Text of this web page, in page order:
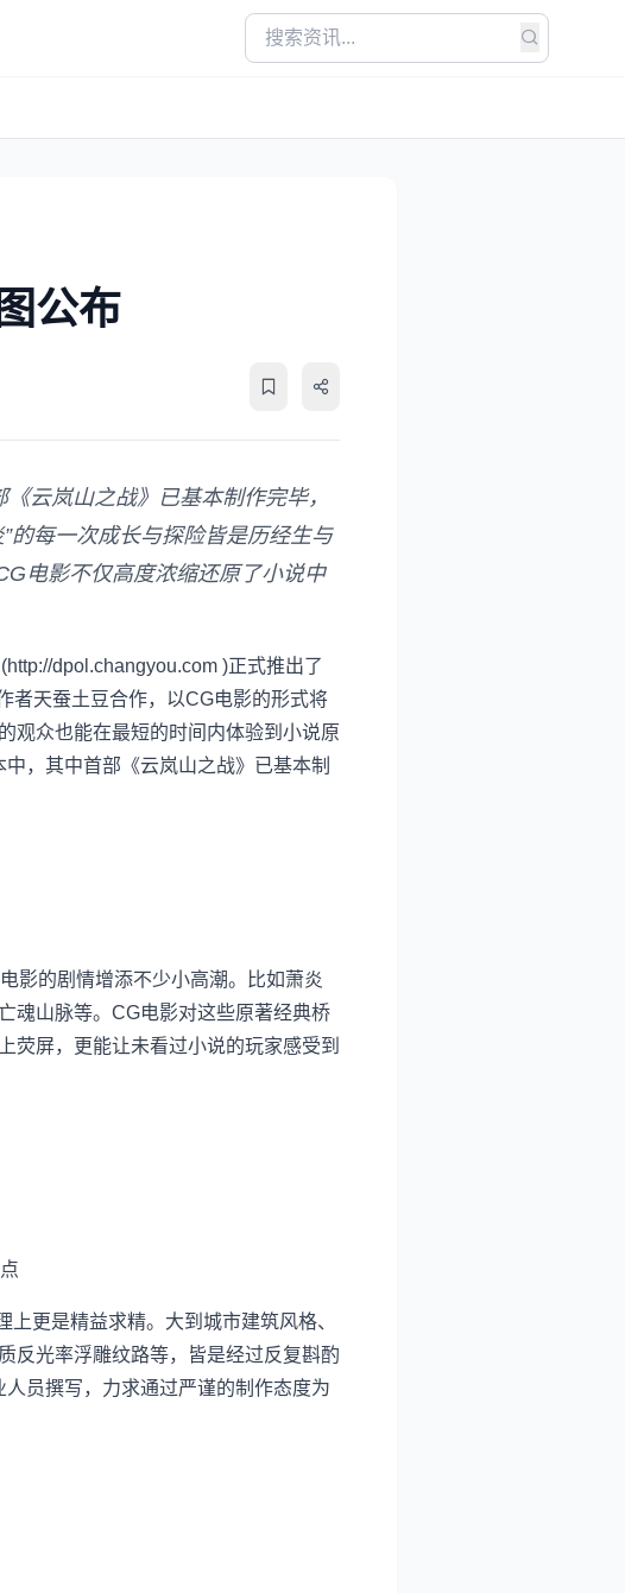
公布
云岚山之战》已基本制作完毕，
每一次成长与探险皆是历经生与
电影不仅高度浓缩还原了小说中
dpol.changyou.com )正式推出了
者天蚕土豆合作，以CG电影的形式将
观众也能在最短的时间内体验到小说原
，其中首部《云岚山之战》已基本制
影的剧情增添不少小高潮。比如萧炎
魂山脉等。CG电影对这些原著经典桥
荧屏，更能让未看过小说的玩家感受到
更是精益求精。大到城市建筑风格、
反光率浮雕纹路等，皆是经过反复斟酌
员撰写，力求通过严谨的制作态度为